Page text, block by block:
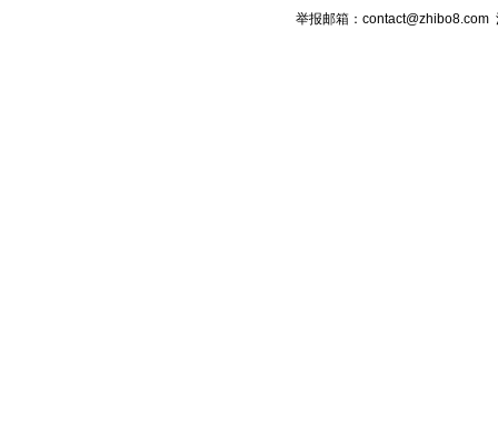
举报邮箱：